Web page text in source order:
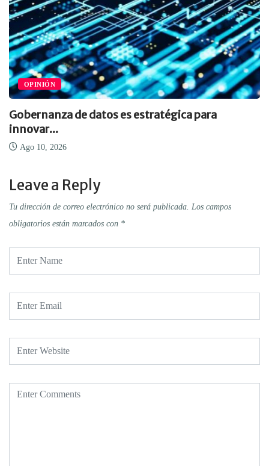
OPINIÓN
Gobernanza de datos es estratégica para
innovar...
Ago 10, 2026
Leave a Reply
Tu dirección de correo electrónico no será publicada. Los campos
obligatorios están marcados con *